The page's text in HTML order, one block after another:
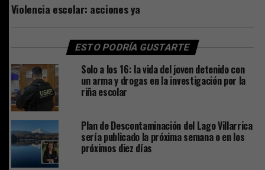
Violencia escolar: acciones ya
ESTO PODRÍA GUSTARTE
Solo a los 16: la vida del joven detenido con
un arma y drogas en la investigación por la
riña escolar
Plan de Descontaminación del Lago Villarrica
sería publicado la próxima semana o en los
próximos diez días